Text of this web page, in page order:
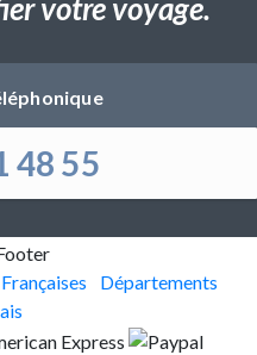
votre voyage.
48 55
Départements